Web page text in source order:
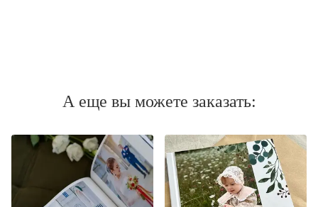
А еще вы можете заказать: